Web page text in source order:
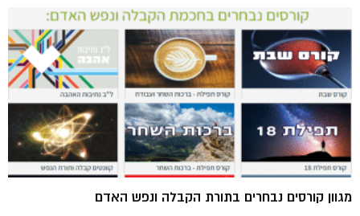
מגוון קורסים נבחרים בתורת הקבלה ונפש האדם